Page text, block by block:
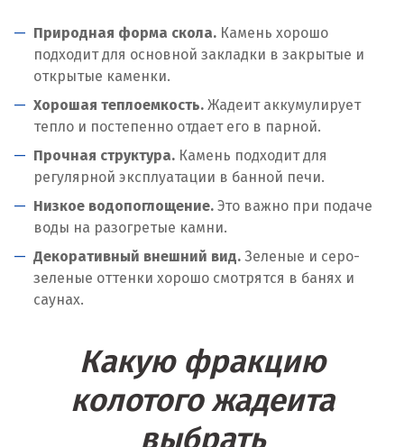
Природная форма скола. Камень хорошо
подходит для основной закладки в закрытые и
открытые каменки.
Хорошая теплоемкость. Жадеит аккумулирует
тепло и постепенно отдает его в парной.
Прочная структура. Камень подходит для
регулярной эксплуатации в банной печи.
Низкое водопоглощение. Это важно при подаче
воды на разогретые камни.
Декоративный внешний вид. Зеленые и серо-
зеленые оттенки хорошо смотрятся в банях и
саунах.
Какую фракцию
колотого жадеита
выбрать